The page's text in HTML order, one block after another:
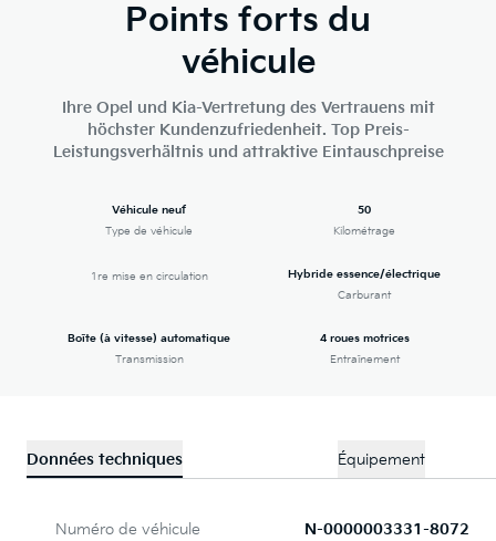
Points forts du
véhicule
Ihre Opel und Kia-Vertretung des Vertrauens mit
höchster Kundenzufriedenheit. Top Preis-
Leistungsverhältnis und attraktive Eintauschpreise
Véhicule neuf
Type de véhicule
50
Kilométrage
1re mise en circulation
Hybride essence/électrique
Carburant
Boîte (à vitesse) automatique
Transmission
4 roues motrices
Entraînement
Données techniques Équipement
Numéro de véhicule N-0000003331-8072